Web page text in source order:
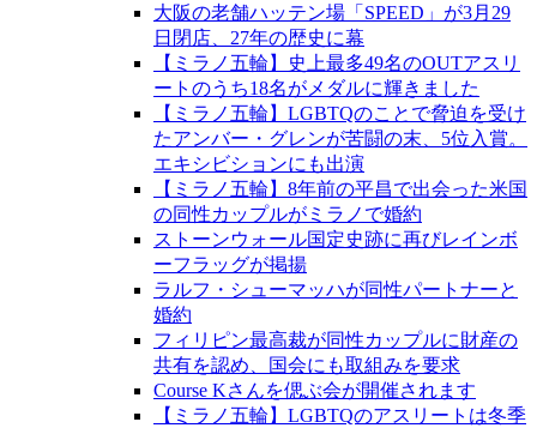
大阪の老舗ハッテン場「SPEED」が3月29
日閉店、27年の歴史に幕
【ミラノ五輪】史上最多49名のOUTアスリ
ートのうち18名がメダルに輝きました
【ミラノ五輪】LGBTQのことで脅迫を受け
たアンバー・グレンが苦闘の末、5位入賞。
エキシビションにも出演
【ミラノ五輪】8年前の平昌で出会った米国
の同性カップルがミラノで婚約
ストーンウォール国定史跡に再びレインボ
ーフラッグが掲揚
ラルフ・シューマッハが同性パートナーと
婚約
フィリピン最高裁が同性カップルに財産の
共有を認め、国会にも取組みを要求
Course Kさんを偲ぶ会が開催されます
【ミラノ五輪】LGBTQのアスリートは冬季